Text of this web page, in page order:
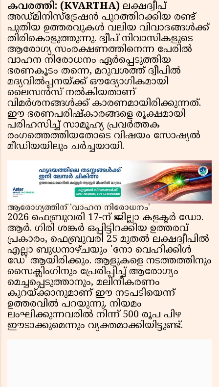
കവരത്തി: (KVARTHA) ലക്ഷദ്വീപ്
അഡ്മിനിസ്ട്രേഷൻ പുറത്തിറക്കിയ രണ്ട്
പുതിയ ഉത്തരവുകൾ വലിയ വിവാദങ്ങൾക്ക്
തിരികൊളുത്തുന്നു. ദ്വീപ് നിവാസികളുടെ
ആരോഗ്യ സംരക്ഷണത്തിനെന്ന പേരിൽ
വാഹന നിരോധനം ഏർപ്പെടുത്തിയ
ഭരണകൂടം തന്നെ, മറുവശത്ത് ദ്വീപിൽ
മദ്യവിൽപ്പനയ്ക്ക് ഔദ്യോഗികമായി
ലൈസൻസ് നൽകിയതാണ്
വിമർശനങ്ങൾക്ക് കാരണമായിരിക്കുന്നത്.
ഈ ഭരണപരിഷ്കാരങ്ങളെ രൂക്ഷമായി
പരിഹസിച്ച് സാമൂഹ്യ പ്രവർത്തക
രംഗത്തെത്തിയതോടെ വിഷയം സോഷ്യൽ
മീഡിയയിലും ചർച്ചയായി.
ആരോഗ്യത്തിന് 'വാഹന നിരോധനം'
2026 ഫെബ്രുവരി 17-ന് ജില്ലാ കളക്ടർ ഡോ.
ആർ. ഗിരി ശങ്കർ ഒപ്പിട്ടിറക്കിയ ഉത്തരവ്
പ്രകാരം, ഫെബ്രുവരി 25 മുതൽ ലക്ഷദ്വീപിൽ
എല്ലാ ബുധനാഴ്ചയും 'നോ വെഹിക്കിൾ
ഡേ' ആയിരിക്കും. ആളുകളെ നടത്തത്തിനും
സൈക്ലിംഗിനും പ്രേരിപ്പിച്ച് ആരോഗ്യം
മെച്ചപ്പെടുത്താനും, മലിനീകരണം
കുറയ്ക്കാനുമാണ് ഈ നടപടിയെന്ന്
ഉത്തരവിൽ പറയുന്നു. നിയമം
ലംഘിക്കുന്നവരിൽ നിന്ന് 500 രൂപ പിഴ
ഈടാക്കുമെന്നും വ്യക്തമാക്കിയിട്ടുണ്ട്.